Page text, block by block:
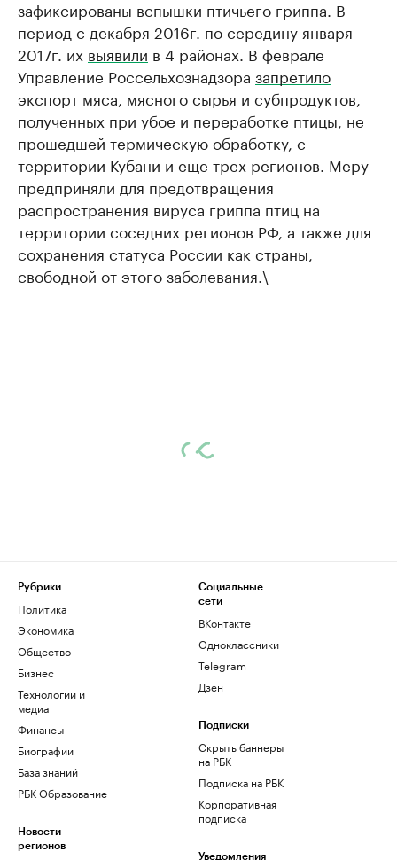
зафиксированы вспышки птичьего гриппа. В
период с декабря 2016г. по середину января
2017г. их выявили в 4 районах. В феврале
Управление Россельхознадзора запретило
экспорт мяса, мясного сырья и субпродуктов,
полученных при убое и переработке птицы, не
прошедшей термическую обработку, с
территории Кубани и еще трех регионов. Меру
предприняли для предотвращения
распространения вируса гриппа птиц на
территории соседних регионов РФ, а также для
сохранения статуса России как страны,
свободной от этого заболевания.\
Рубрики
Политика
Экономика
Общество
Бизнес
Технологии и
медиа
Финансы
Биографии
База знаний
РБК Образование
Новости
регионов
Социальные
сети
ВКонтакте
Одноклассники
Telegram
Дзен
Подписки
Скрыть баннеры
на РБК
Подписка на РБК
Корпоративная
подписка
Уведомления